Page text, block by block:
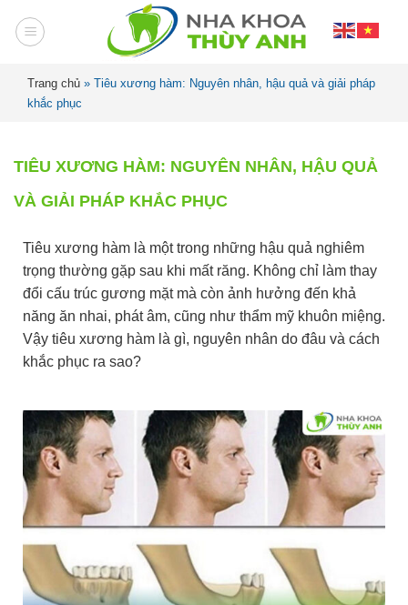
Trang chủ » Tiêu xương hàm: Nguyên nhân, hậu quả và giải pháp
khắc phục
TIÊU XƯƠNG HÀM: NGUYÊN NHÂN, HẬU QUẢ
VÀ GIẢI PHÁP KHẮC PHỤC
Tiêu xương hàm là một trong những hậu quả nghiêm
trọng thường gặp sau khi mất răng. Không chỉ làm thay
đổi cấu trúc gương mặt mà còn ảnh hưởng đến khả
năng ăn nhai, phát âm, cũng như thẩm mỹ khuôn miệng.
Vậy tiêu xương hàm là gì, nguyên nhân do đâu và cách
khắc phục ra sao?